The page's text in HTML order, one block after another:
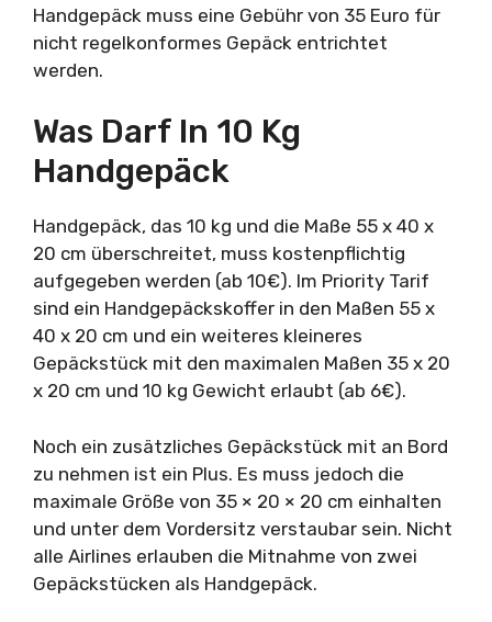
Handgepäck muss eine Gebühr von 35 Euro für
nicht regelkonformes Gepäck entrichtet
werden.
Was Darf In 10 Kg
Handgepäck
Handgepäck, das 10 kg und die Maße 55 x 40 x
20 cm überschreitet, muss kostenpflichtig
aufgegeben werden (ab 10€). Im Priority Tarif
sind ein Handgepäckskoffer in den Maßen 55 x
40 x 20 cm und ein weiteres kleineres
Gepäckstück mit den maximalen Maßen 35 x 20
x 20 cm und 10 kg Gewicht erlaubt (ab 6€).
Noch ein zusätzliches Gepäckstück mit an Bord
zu nehmen ist ein Plus. Es muss jedoch die
maximale Größe von 35 × 20 × 20 cm einhalten
und unter dem Vordersitz verstaubar sein. Nicht
alle Airlines erlauben die Mitnahme von zwei
Gepäckstücken als Handgepäck.